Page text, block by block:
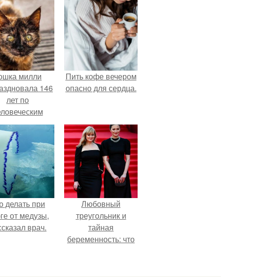
милли
146
лет по
Меркам и
на
самой
в мире.
Пить кофе вечером
опасно для сердца.
делать при
от медузы,
врач.
Любовный
треугольник и
тайная
беременность: что
Михалкова?